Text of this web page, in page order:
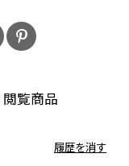
閲覧商品
履歴を消す